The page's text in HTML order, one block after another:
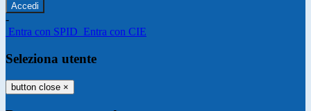
-
Entra con SPID Entra con CIE
Seleziona utente
button close ×